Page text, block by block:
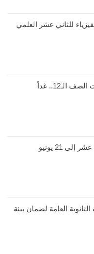
للثاني عشر العلمي
الـ12.. غداً
21 يونيو
اختبارات الثانوية العامة لضمان بيئة